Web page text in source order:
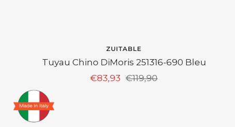
ZUITABLE
Tuyau Chino DiMoris 251316-690 Bleu
Prix
€83,93 Prix
€119,90